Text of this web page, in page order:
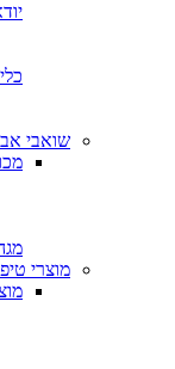
שואבי
מוצרי